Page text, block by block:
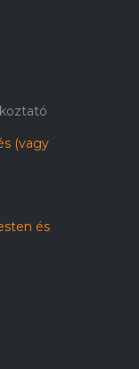
(vagy
és